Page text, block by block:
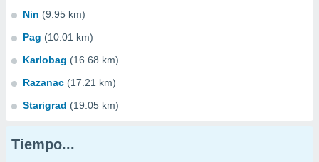
Nin (9.95 km)
Pag (10.01 km)
Karlobag (16.68 km)
Razanac (17.21 km)
Starigrad (19.05 km)
Tiempo...